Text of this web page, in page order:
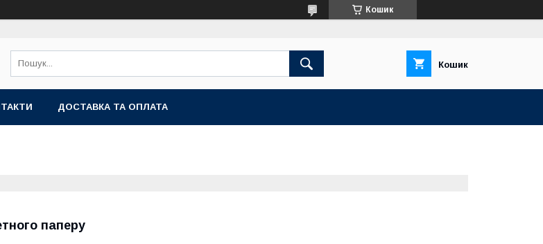
Кошик
Кошик
ДОСТАВКА ТА ОПЛАТА
паперу